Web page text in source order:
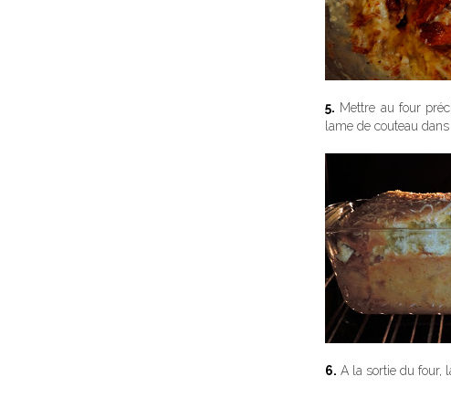
5. Mettre au four
lame de couteau
6. A la sortie du four,